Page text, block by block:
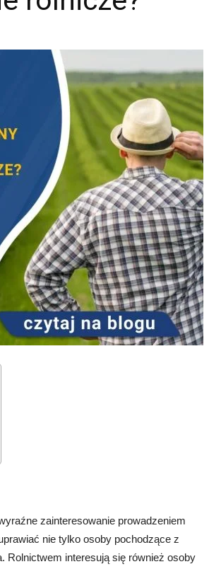
zainteresowanie prowadzeniem
nie tylko osoby pochodzące z
Rolnictwem interesują się również osoby